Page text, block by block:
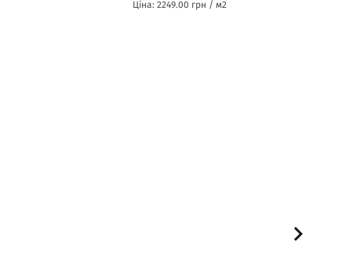
Ціна: 2249.00 грн / м2